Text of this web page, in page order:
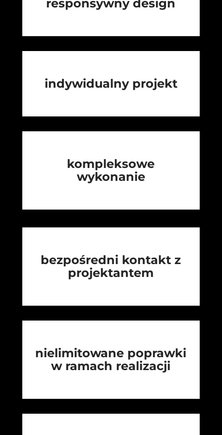
responsywny design
indywidualny projekt
kompleksowe
wykonanie
bezpośredni kontakt z
projektantem
nielimitowane poprawki
w ramach realizacji